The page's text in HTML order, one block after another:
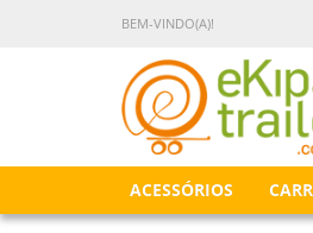
BEM-VINDO(A)!
ACESSÓRIOS